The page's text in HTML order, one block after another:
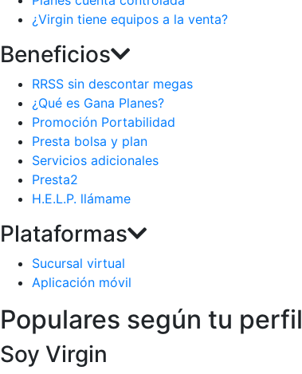
¿Virgin tiene equipos a la venta?
Beneficios
RRSS sin descontar megas
¿Qué es Gana Planes?
Promoción Portabilidad
Presta bolsa y plan
Servicios adicionales
Presta2
H.E.L.P. llámame
Plataformas
Sucursal virtual
Aplicación móvil
Populares según tu perfil
Soy Virgin